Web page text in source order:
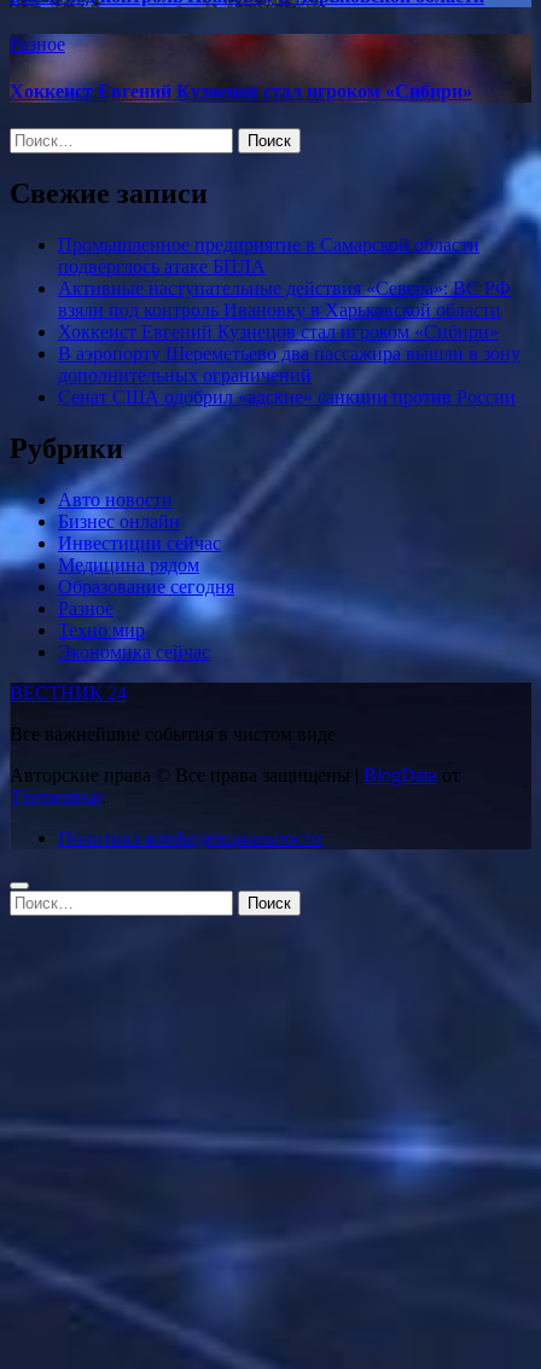
Разное
Хоккеист Евгений Кузнецов стал игроком «Сибири»
Найти:
Свежие записи
Промышленное предприятие в Самарской области
подверглось атаке БПЛА
Активные наступательные действия «Севера»: ВС РФ
взяли под контроль Ивановку в Харьковской области
Хоккеист Евгений Кузнецов стал игроком «Сибири»
В аэропорту Шереметьево два пассажира вышли в зону
дополнительных ограничений
Сенат США одобрил «адские» санкции против России
Рубрики
Авто новости
Бизнес онлайн
Инвестиции сейчас
Медицина рядом
Образование сегодня
Разное
Техно мир
Экономика сейчас
ВЕСТНИК 24
Все важнейшие события в чистом виде
Авторские права © Все права защищены | BlogData от
Themeansar.
Политика конфиденциальности
Найти: